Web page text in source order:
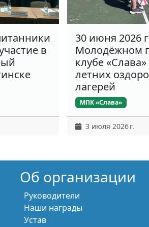
в
30 июня 2026
Молодёжном
клубе
летних
лагерей
МПК «Слава»
3 июля 2026 г.
Об организации
Руководители
Наши награды
Устав